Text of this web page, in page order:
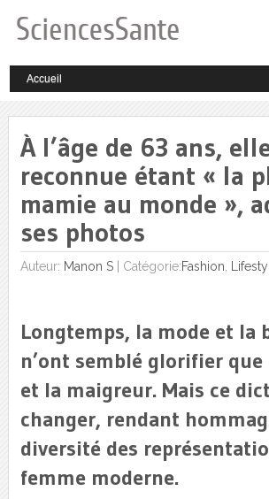
À l’âge de 63 ans,
reconnue étant « la
mamie au monde »,
ses photos
Auteur: Manon S| Catégorie:Fashion
Longtemps, la mode et la
n’ont semblé glorifier que
et la maigreur. Mais ce
changer, rendant
diversité des
femme moderne.